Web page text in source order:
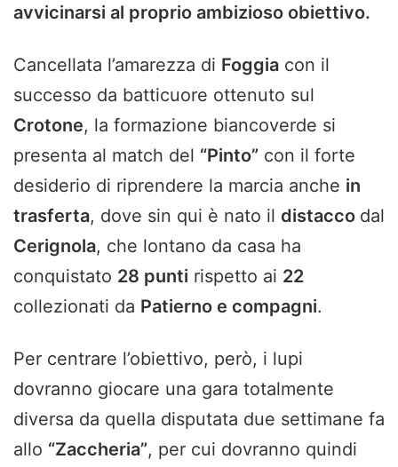
avvicinarsi al proprio ambizioso obiettivo.
Cancellata l’amarezza di Foggia con il
successo da batticuore ottenuto sul
Crotone, la formazione biancoverde si
presenta al match del “Pinto” con il forte
desiderio di riprendere la marcia anche in
trasferta, dove sin qui è nato il distacco dal
Cerignola, che lontano da casa ha
conquistato 28 punti rispetto ai 22
collezionati da Patierno e compagni.
Per centrare l’obiettivo, però, i lupi
dovranno giocare una gara totalmente
diversa da quella disputata due settimane fa
allo “Zaccheria”, per cui dovranno quindi